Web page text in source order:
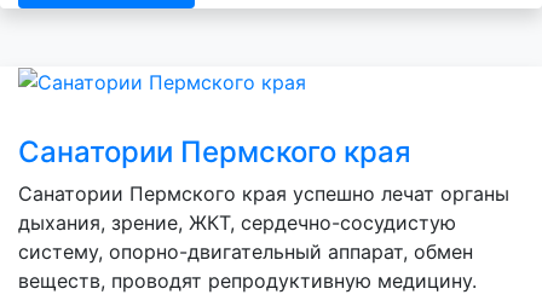
Санатории Пермского края
Санатории Пермского края успешно лечат органы
дыхания, зрение, ЖКТ, сердечно-сосудистую
систему, опорно-двигательный аппарат, обмен
веществ, проводят репродуктивную медицину.